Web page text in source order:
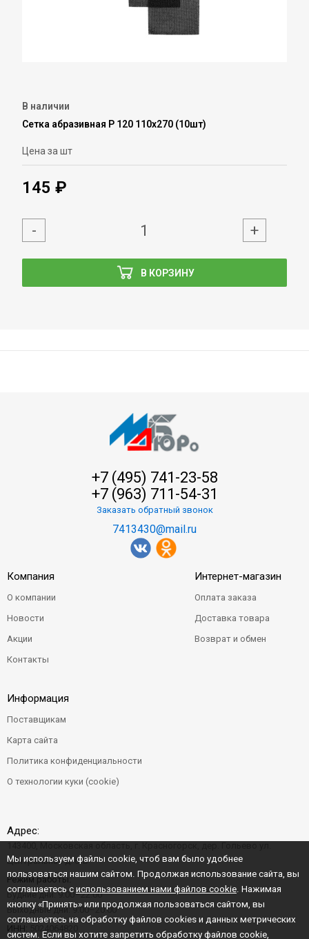
В наличии
Сетка абразивная Р 120 110х270 (10шт)
Цена за шт
145 ₽
В КОРЗИНУ
- +
+7 (495) 741-23-58
+7 (963) 711-54-31
Заказать обратный звонок
7413430@mail.ru
Компания
О компании
Новости
Акции
Контакты
Интернет-магазин
Оплата заказа
Доставка товара
Возврат и обмен
Информация
Поставщикам
Карта сайта
Политика конфиденциальности
О технологии куки (cookie)
Адрес:
Центральная д. 6"Б"
Режим работы:
Будние дни: 9:00–22:00
Выходные дни: 9:00–20:00
ИНН:
Мы используем файлы cookie, чтоб вам было удобнее
пользоваться нашим сайтом. Продолжая использование сайта, вы
соглашаетесь с использованием нами файлов cookie . Нажимая
кнопку «Принять» или продолжая пользоваться сайтом, вы
соглашаетесь на обработку файлов cookies и данных метрических
систем. Если вы хотите запретить обработку файлов cookie,